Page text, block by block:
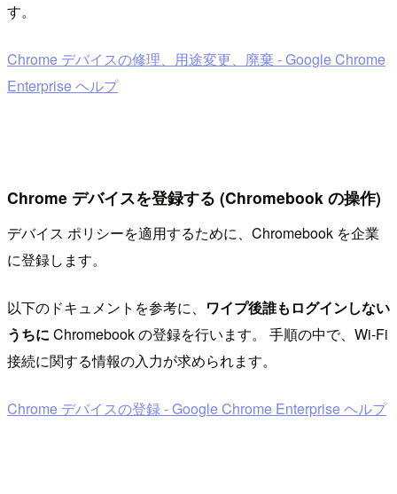
す。
Chrome デバイスの修理、用途変更、廃棄 - Google Chrome
Enterprise ヘルプ
Chrome デバイスを登録する (Chromebook の操作)
デバイス ポリシーを適用するために、Chromebook を企業
に登録します。
以下のドキュメントを参考に、 ワイプ後誰もログインしない
うちに Chromebook の登録を行います。 手順の中で、Wi-Fi
接続に関する情報の入力が求められます。
Chrome デバイスの登録 - Google Chrome Enterprise ヘルプ